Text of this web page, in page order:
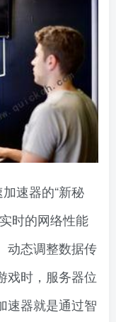
速器的“新秘
时的网络性能
动态调整数据传
戏时，服务器位
速器就是通过智